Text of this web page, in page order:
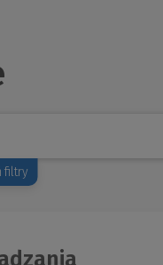
filtry